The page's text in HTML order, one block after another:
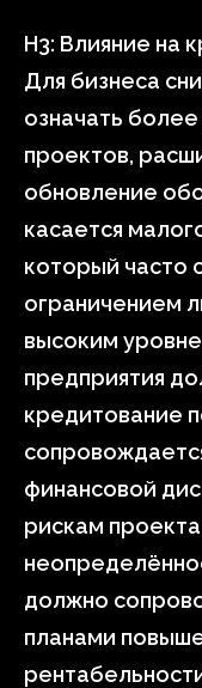
H3: Влияние на
Для бизнеса
означать
проектов,
обновление
касается
который часто
ограничением
высоким
предприятия
кредитование
финансовой
рискам
должно
планами